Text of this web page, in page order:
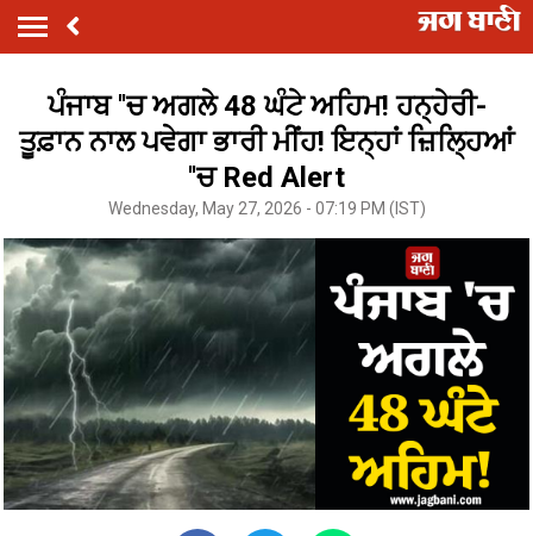
ਪੰਜਾਬ ''ਚ ਅਗਲੇ 48 ਘੰਟੇ ਅਹਿਮ! ਹਨ੍ਹੇਰੀ-
ਤੂਫ਼ਾਨ ਨਾਲ ਪਵੇਗਾ ਭਾਰੀ ਮੀਂਹ! ਇਨ੍ਹਾਂ ਜ਼ਿਲ੍ਹਿਆਂ
''ਚ Red Alert
Wednesday, May 27, 2026 - 07:19 PM (IST)